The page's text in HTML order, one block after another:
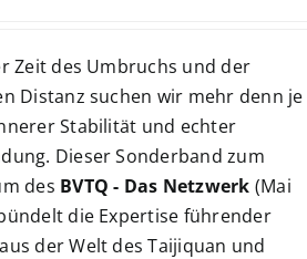
€ 24,80€ 17,36.
Zeit des Umbruchs und der
Distanz suchen wir mehr denn je
Stabilität und echter
Dieser Sonderband zum
des BVTQ - Das Netzwerk (Mai
die Expertise führender
der Welt des Taijiquan und